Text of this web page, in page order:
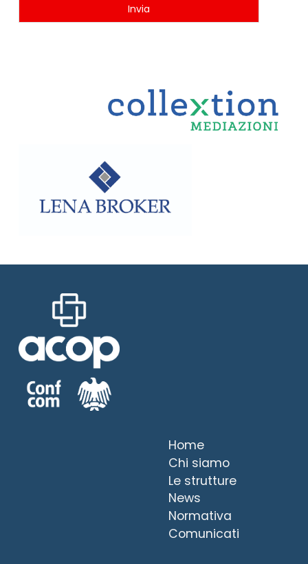
Invia
Home
Chi siamo
Le strutture
News
Normativa
Comunicati